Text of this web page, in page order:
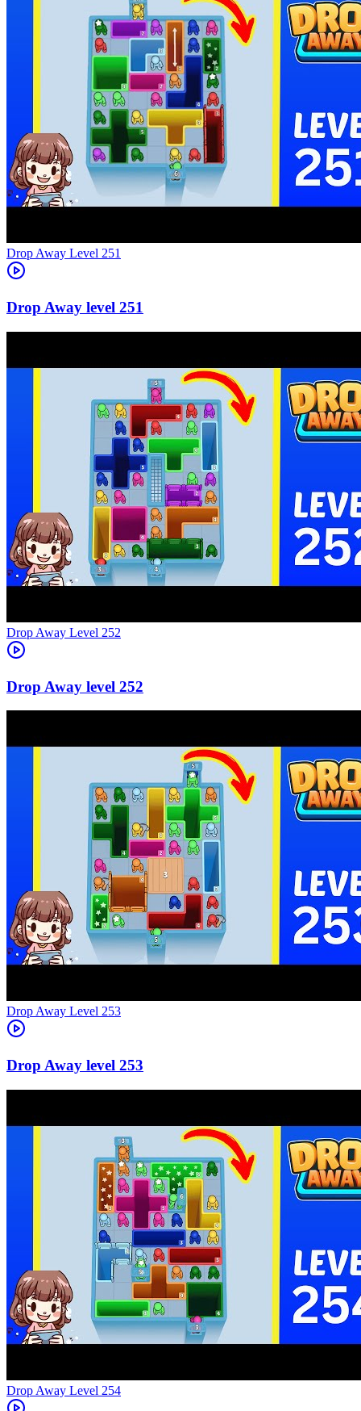
Level 251
251
Level 252
252
Level 253
253
Level 254